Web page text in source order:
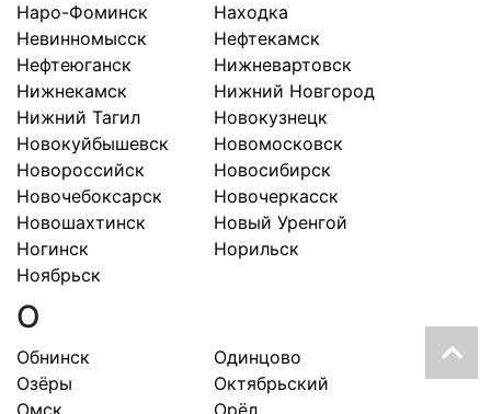
Наро-Фоминск
Находка
Невинномысск
Нефтекамск
Нефтеюганск
Нижневартовск
Нижнекамск
Нижний Новгород
Нижний Тагил
Новокузнецк
Новокуйбышевск
Новомосковск
Новороссийск
Новосибирск
Новочебоксарск
Новочеркасск
Новошахтинск
Новый Уренгой
Ногинск
Норильск
Ноябрьск
О
Обнинск
Одинцово
Озёры
Октябрьский
Омск
Орёл